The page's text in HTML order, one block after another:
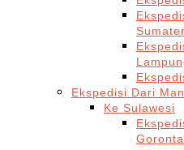
Ekspedisi Dari
Ke Sulawesi